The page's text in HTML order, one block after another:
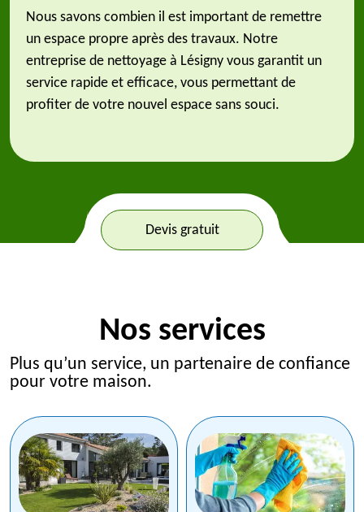
Nous savons combien il est important de remettre
un espace propre après des travaux. Notre
entreprise de nettoyage à Lésigny vous garantit un
service rapide et efficace, vous permettant de
profiter de votre nouvel espace sans souci.
Devis gratuit
Nos services
Plus qu’un service, un partenaire de confiance
pour votre maison.